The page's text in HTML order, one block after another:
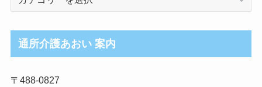
ロ
グ
事
通所介護あおい 案内
〒488-0827